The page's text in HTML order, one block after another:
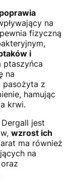
poprawia
na
fizyczną
i
ptaszyńca
na
pasożyta z
hamując
krwi.
jest
wzrost ich
ma również
na